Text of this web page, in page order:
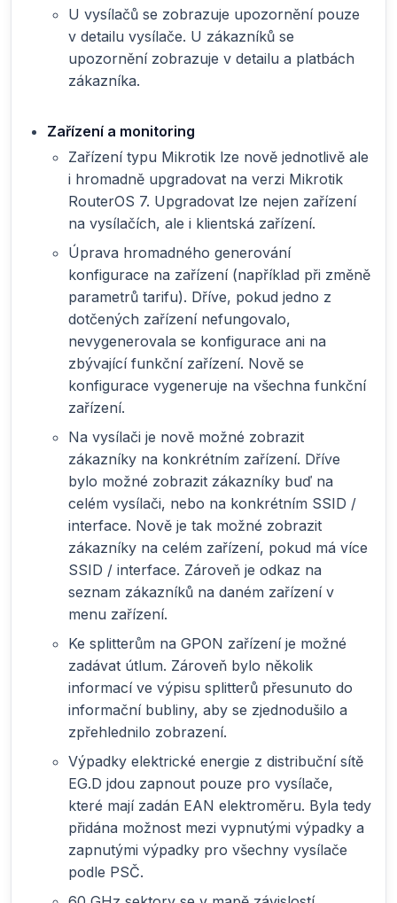
U vysílačů se zobrazuje upozornění pouze
v detailu vysílače. U zákazníků se
upozornění zobrazuje v detailu a platbách
zákazníka.
Zařízení a monitoring
Zařízení typu Mikrotik lze nově jednotlivě ale
i hromadně upgradovat na verzi Mikrotik
RouterOS 7. Upgradovat lze nejen zařízení
na vysílačích, ale i klientská zařízení.
Úprava hromadného generování
konfigurace na zařízení (například při změně
parametrů tarifu). Dříve, pokud jedno z
dotčených zařízení nefungovalo,
nevygenerovala se konfigurace ani na
zbývající funkční zařízení. Nově se
konfigurace vygeneruje na všechna funkční
zařízení.
Na vysílači je nově možné zobrazit
zákazníky na konkrétním zařízení. Dříve
bylo možné zobrazit zákazníky buď na
celém vysílači, nebo na konkrétním SSID /
interface. Nově je tak možné zobrazit
zákazníky na celém zařízení, pokud má více
SSID / interface. Zároveň je odkaz na
seznam zákazníků na daném zařízení v
menu zařízení.
Ke splitterům na GPON zařízení je možné
zadávat útlum. Zároveň bylo několik
informací ve výpisu splitterů přesunuto do
informační bubliny, aby se zjednodušilo a
zpřehlednilo zobrazení.
Výpadky elektrické energie z distribuční sítě
EG.D jdou zapnout pouze pro vysílače,
které mají zadán EAN elektroměru. Byla tedy
přidána možnost mezi vypnutými výpadky a
zapnutými výpadky pro všechny vysílače
podle PSČ.